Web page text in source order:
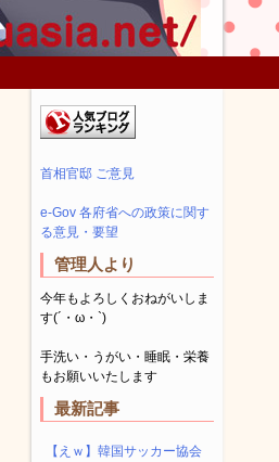
首相官邸 ご意見
e-Gov 各府省への政策に関す
る意見・要望
管理人より
今年もよろしくおねがいしま
す(´・ω・`)
手洗い・うがい・睡眠・栄養
もお願いいたします
最新記事
【えｗ】韓国サッカー協会